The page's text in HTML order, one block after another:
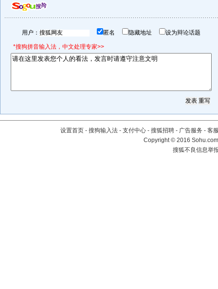
用户： 匿名 隐藏地址 设为辩论话题
*搜狗拼音输入法，中文处理专家>>
设置首页 - 搜狗输入法 - 支付中心 - 搜狐招聘 - 广告服务 - 客
Copyright©2016
搜狐不良信息举